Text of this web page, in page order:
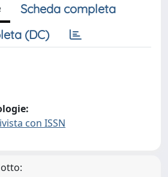
Scheda completa
(DC)
con ISSN